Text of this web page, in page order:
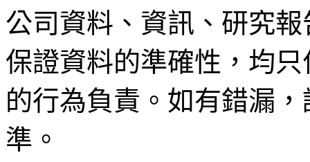
公司資料、資訊、研究
保證資料的準確性，均
的行為負責。如有錯漏
準。